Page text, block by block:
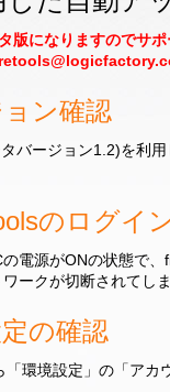
になりますのでサポ
ン確認
バージョン1.2)を利
のログイ
電源がONの状態で
ークが切断されてし
の確認
環境設定」の「アカ